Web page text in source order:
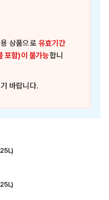
상품으로유효기간
포함)이 불가능합니
바랍니다.